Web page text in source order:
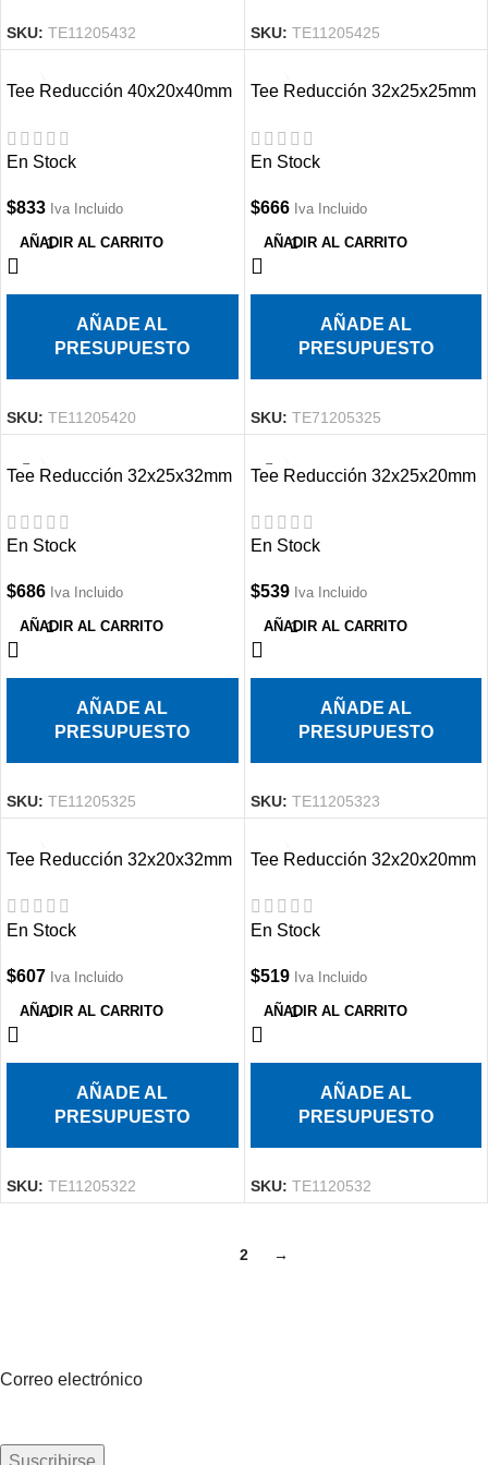
SKU: TE11205432 SKU: TE11205425
Tee Reducción 40x20x40mm
En Stock
$833 Iva Incluido
AÑADIR AL CARRITO
AÑADE AL
PRESUPUESTO
SKU: TE11205420
Tee Reducción 32x25x25mm
En Stock
$666 Iva Incluido
AÑADIR AL CARRITO
AÑADE AL
PRESUPUESTO
SKU: TE71205325
Tee Reducción 32x25x32mm
En Stock
$686 Iva Incluido
AÑADIR AL CARRITO
AÑADE AL
PRESUPUESTO
SKU: TE11205325
Tee Reducción 32x25x20mm
En Stock
$539 Iva Incluido
AÑADIR AL CARRITO
AÑADE AL
PRESUPUESTO
SKU: TE11205323
Tee Reducción 32x20x32mm
En Stock
$607 Iva Incluido
AÑADIR AL CARRITO
AÑADE AL
PRESUPUESTO
SKU: TE11205322
Tee Reducción 32x20x20mm
En Stock
$519 Iva Incluido
AÑADIR AL CARRITO
AÑADE AL
PRESUPUESTO
SKU: TE1120532
2 →
Correo electrónico